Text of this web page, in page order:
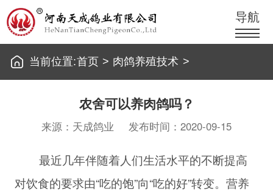
导航
当前位置:首页 > 肉鸽养殖技术 >
农舍可以养肉鸽吗？
来源：天成鸽业 发布时间：2020-09-15
最近几年伴随着人们生活水平的不断提高
对饮食的要求由“吃的饱”向“吃的好”转变。营养